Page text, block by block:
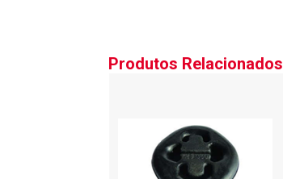
Produtos Relacionados